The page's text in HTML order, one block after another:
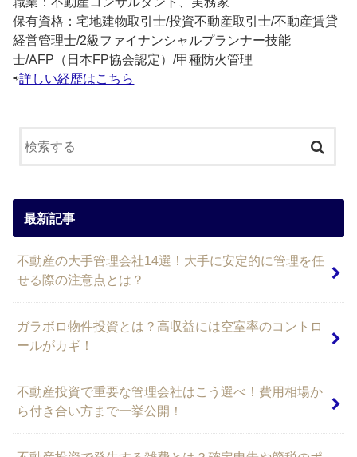
保有資格：宅地建物取引士/投資不動産取引士/不動産賃貸
経営管理士/2級ファイナンシャルプランナー技能
士/AFP（日本FP協会認定）/甲種防火管理
⇨詳しい経歴はこちら
最新記事
不動産の大手管理会社14選！大手に安定的に管理を任
せる際の注意点とは？
ガラボロ物件投資とは？高収益には空室率のコントロ
ールがカギ！
不動産投資で重要な管理会社はこう選べ！費用相場か
ら付き合い方まで一挙公開！